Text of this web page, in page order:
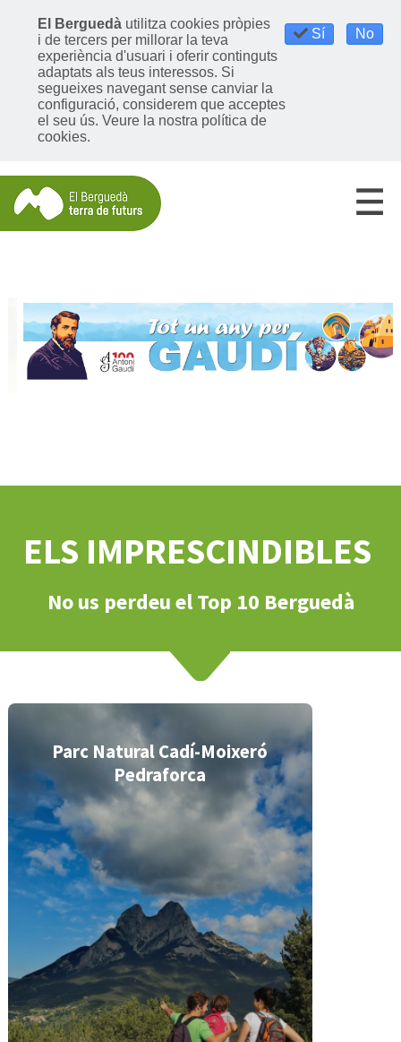
Sí No
El Berguedà utilitza cookies pròpies
i de tercers per millorar la teva
experiència d'usuari i oferir continguts
adaptats als teus interessos. Si
segueixes navegant sense canviar la
configuració, considerem que acceptes
el seu ús. Veure la nostra política de
cookies.
ELS IMPRESCINDIBLES
No us perdeu el Top 10 Berguedà
Parc Natural Cadí-Moixeró
Pedraforca